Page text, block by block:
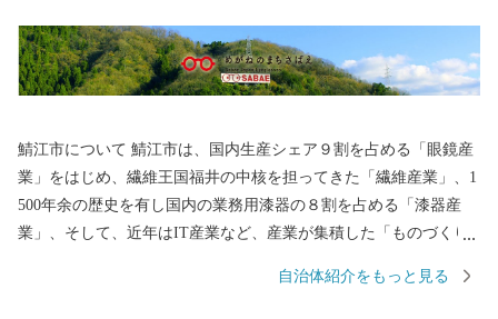
鯖江市について 鯖江市は、国内生産シェア９割を占める「眼鏡産
業」をはじめ、繊維王国福井の中核を担ってきた「繊維産業」、1
500年余の歴史を有し国内の業務用漆器の８割を占める「漆器産
業」、そして、近年はIT産業など、産業が集積した「ものづくり
であり、近松門左衛門が幼少期を過ごした地域には当時をしのぶ
自治体紹介をもっと見る